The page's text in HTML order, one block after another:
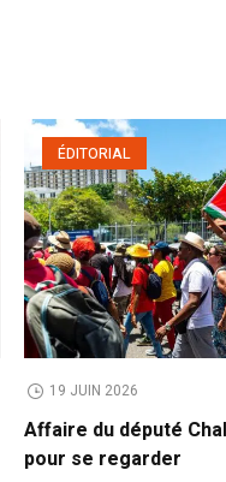
ÉDITORIAL
19 JUIN 2026
Affaire du député
pour se regarder